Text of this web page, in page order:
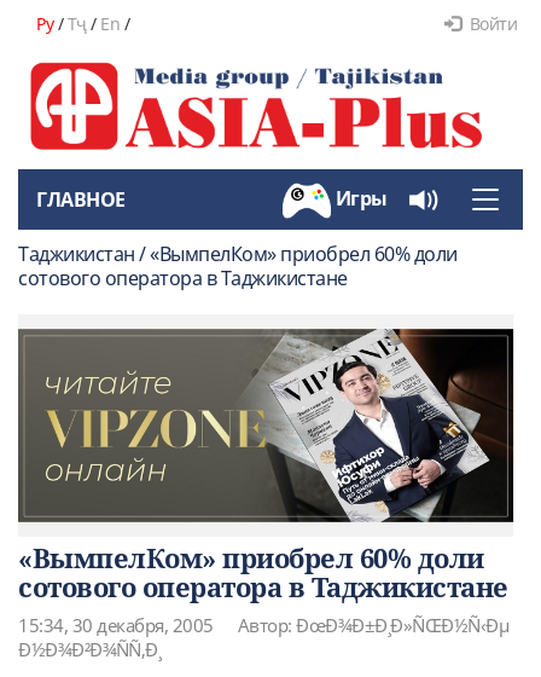
Ру/Тҷ/ En / Войти
Toggle
ГЛАВНОЕ Игры
Таджикистан / «ВымпелКом» приобрел 60% доли
сотового оператора в Таджикистане
«ВымпелКом» приобрел 60% доли
сотового оператора в Таджикистане
15:34, 30 декабря, 2005
Автор: ÐœÐ¾Ð±Ð¸Ð»ÑŒÐ½Ñ‹Ðµ
Ð½Ð¾Ð²Ð¾ÑÑ‚Ð¸